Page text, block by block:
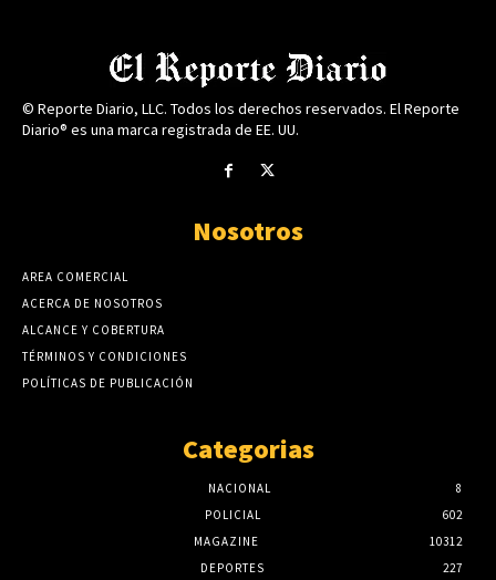
© Reporte Diario, LLC. Todos los derechos reservados. El Reporte
Diario® es una marca registrada de EE. UU.
Nosotros
AREA COMERCIAL
ACERCA DE NOSOTROS
ALCANCE Y COBERTURA
TÉRMINOS Y CONDICIONES
POLÍTICAS DE PUBLICACIÓN
Categorias
NACIONAL
8
POLICIAL
602
MAGAZINE
10312
DEPORTES
227